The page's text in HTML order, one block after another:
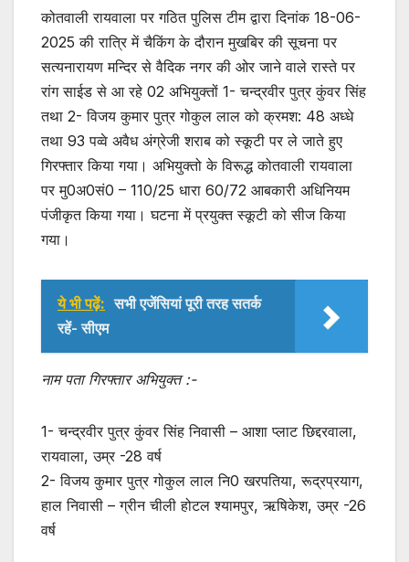
कोतवाली रायवाला पर गठित पुलिस टीम द्वारा दिनांक 18-06-
2025 की रात्रि में चैकिंग के दौरान मुखबिर की सूचना पर
सत्यनारायण मन्दिर से वैदिक नगर की ओर जाने वाले रास्ते पर
रांग साईड से आ रहे 02 अभियुक्तों 1- चन्द्रवीर पुत्र कुंवर सिंह
तथा 2- विजय कुमार पुत्र गोकुल लाल को क्रमश: 48 अध्धे
तथा 93 पव्वे अवैध अंग्रेजी शराब को स्कूटी पर ले जाते हुए
गिरफ्तार किया गया। अभियुक्तो के विरूद्ध कोतवाली रायवाला
पर मु0अ0सं0 – 110/25 धारा 60/72 आबकारी अधिनियम
पंजीकृत किया गया। घटना में प्रयुक्त स्कूटी को सीज किया
गया।
ये भी पढ़ें: सभी एजेंसियां पूरी तरह सतर्क
रहें- सीएम
नाम पता गिरफ्तार अभियुक्त :-
1- चन्द्रवीर पुत्र कुंवर सिंह निवासी – आशा प्लाट छिद्दरवाला,
रायवाला, उम्र -28 वर्ष
2- विजय कुमार पुत्र गोकुल लाल नि0 खरपतिया, रूद्रप्रयाग,
हाल निवासी – ग्रीन चीली होटल श्यामपुर, ऋषिकेश, उम्र -26
वर्ष